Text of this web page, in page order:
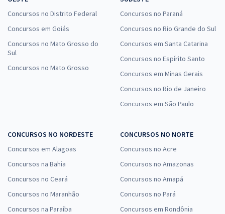
Concursos no Distrito Federal
Concursos em Goiás
Concursos no Mato Grosso do
Sul
Concursos no Mato Grosso
Concursos no Paraná
Concursos no Rio Grande do Sul
Concursos em Santa Catarina
Concursos no Espírito Santo
Concursos em Minas Gerais
Concursos no Rio de Janeiro
Concursos em São Paulo
CONCURSOS NO NORDESTE
Concursos em Alagoas
Concursos na Bahia
Concursos no Ceará
Concursos no Maranhão
Concursos na Paraíba
CONCURSOS NO NORTE
Concursos no Acre
Concursos no Amazonas
Concursos no Amapá
Concursos no Pará
Concursos em Rondônia